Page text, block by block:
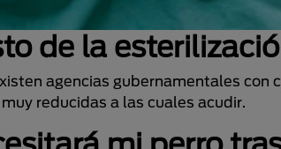
de la
agencias gubernamentales con
reducidas a las cuales acudir.